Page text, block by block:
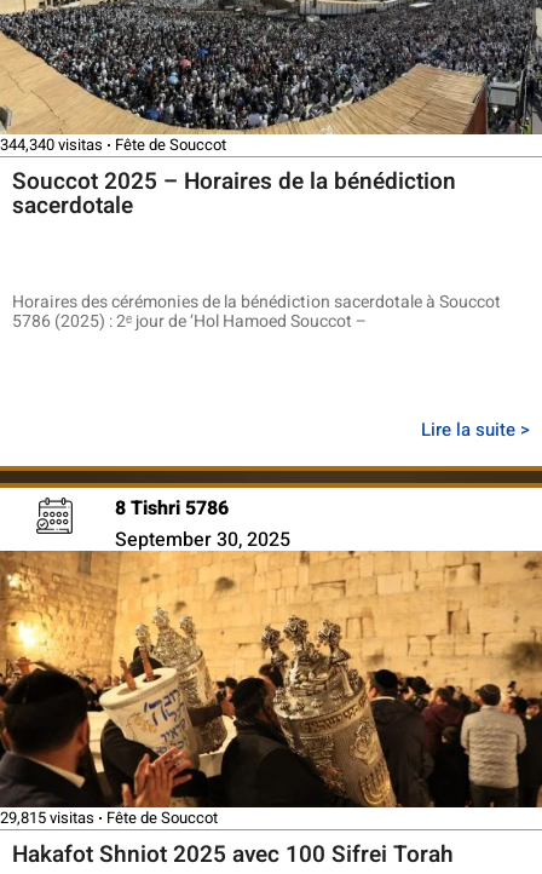
344,340 visitas Fête de Souccot
Souccot 2025 – Horaires de la bénédiction
sacerdotale
Horaires des cérémonies de la bénédiction sacerdotale à Souccot
5786 (2025) : 2ᵉ jour de ‘Hol Hamoed Souccot –
Lire la suite >
8 Tishri 5786
September 30, 2025
29,815 visitas Fête de Souccot
Hakafot Shniot 2025 avec 100 Sifrei Torah